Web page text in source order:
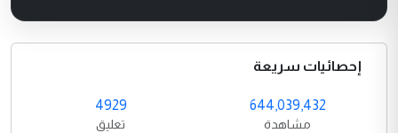
إحصائيات سريعة
644,039,432
مشاهدة
4929
تعليق